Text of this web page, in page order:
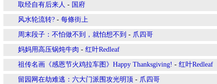
取经自有后来人 - 国府
风水轮流转? - 每條街上
周末段子：不怕做不到，就怕想不到 - 爪四哥
妈妈用高压锅炖牛肉 - 红叶Redleaf
祖传名画《感恩节火鸡拉车图》Happy Thanksgiving! - 红叶Redleaf
留园网在劫难逃：六大门派围攻光明顶 - 爪四哥